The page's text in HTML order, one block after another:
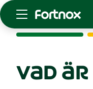
Skaffa Fortnox
För
vad